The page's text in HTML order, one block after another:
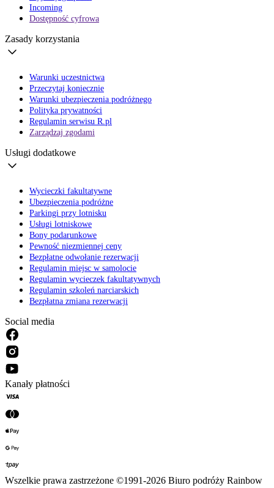
Incoming
Dostępność cyfrowa
Zasady korzystania
Warunki uczestnictwa
Przeczytaj koniecznie
Warunki ubezpieczenia podróżnego
Polityka prywatności
Regulamin serwisu R.pl
Zarządzaj zgodami
Usługi dodatkowe
Wycieczki fakultatywne
Ubezpieczenia podróżne
Parkingi przy lotnisku
Usługi lotniskowe
Bony podarunkowe
Pewność niezmiennej ceny
Bezpłatne odwołanie rezerwacji
Regulamin miejsc w samolocie
Regulamin wycieczek fakultatywnych
Regulamin szkoleń narciarskich
Bezpłatna zmiana rezerwacji
Social media
Kanały płatności
Wszelkie prawa zastrzeżone ©1991-2026 Biuro podróży Rainbow